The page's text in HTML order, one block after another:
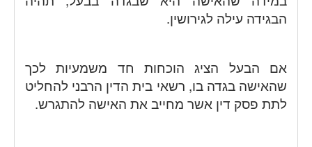
הבגידה עילה לגירושין.
אם הבעל הציג הוכחות חד משמעיות לכך
שהאישה בגדה בו, רשאי בית הדין הרבני להחליט
לתת פסק דין אשר מחייב את האישה להתגרש.